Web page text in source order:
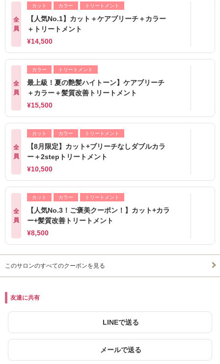
全
員
カット カラー トリートメント
【人気No.1】カット＋ケアブリーチ＋カラー
＋トリートメント
¥14,500
全
員
カラー トリートメント
最上級！夏の艶髪ハイトーン】ケアブリーチ
＋カラー＋髪質改善トリートメント
¥15,500
全
員
カット カラー トリートメント
【8月限定】カット+ブリーチなしダブルカラ
ー＋2stepトリートメント
¥10,500
全
員
カット カラー トリートメント
【人気No.3！ご褒美クーポン！】カット+カラ
ー+髪質改善トリートメント
¥8,500
このサロンのすべてのクーポンを見る
友達に共有
LINEで送る
メールで送る